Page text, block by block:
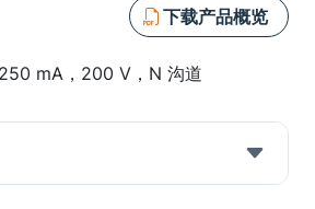
下载产品概览
mA，200 V，N 沟道